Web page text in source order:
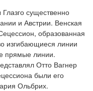
существенно
и Австрии. Венская
образованная
изгибающиеся линии
прямые линии.
Отто Вагнер
были его
Ольбрих.